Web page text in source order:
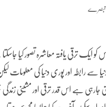
ترقی یافتہ معاشرہ تصور کیا جاسکتا
سے رابطہ اور پوری دنیا کی معلومات
جارہی ہے اس قدر ترقی اور مشینی